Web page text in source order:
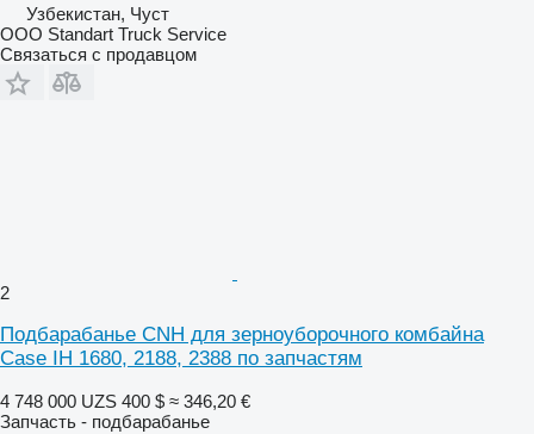
Узбекистан, Чуст
ООО Standart Truck Service
Связаться с продавцом
2
Подбарабанье CNH для зерноуборочного комбайна
Case IH 1680, 2188, 2388 по запчастям
4 748 000 UZS 400 $ ≈ 346,20 €
Запчасть - подбарабанье